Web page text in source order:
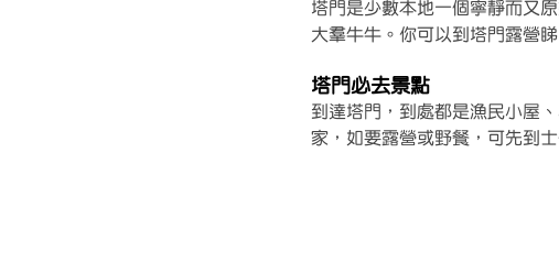
塔門是少數本地一個寧靜而又
大羣牛牛。你可以到塔門露營
塔門必去景點
到達塔門，到處都是漁民小屋
家，如要露營或野餐，可先到士